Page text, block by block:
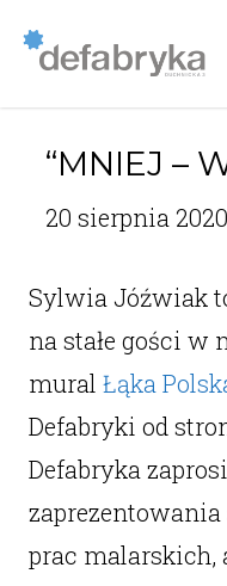
“MNIEJ –
20 sierpnia 2020
Sylwia Jóźwiak
na stałe gości w
mural Łąka
Defabryki od
Defabryka
prac malarskich,